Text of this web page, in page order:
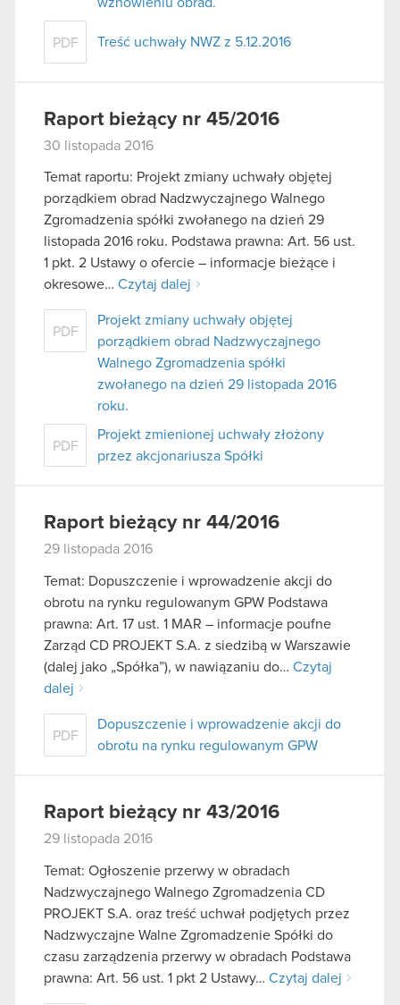
PDF Treść uchwały NWZ z 5.12.2016
Raport bieżący nr 45/2016
30 listopada 2016
Temat raportu: Projekt zmiany uchwały objętej
porządkiem obrad Nadzwyczajnego Walnego
Zgromadzenia spółki zwołanego na dzień 29
listopada 2016 roku. Podstawa prawna: Art. 56 ust.
1 pkt. 2 Ustawy o ofercie – informacje bieżące i
okresowe… Czytaj dalej
PDF
Projekt zmiany uchwały objętej
porządkiem obrad Nadzwyczajnego
Walnego Zgromadzenia spółki
zwołanego na dzień 29 listopada 2016
roku.
PDF
Projekt zmienionej uchwały złożony
przez akcjonariusza Spółki
Raport bieżący nr 44/2016
29 listopada 2016
Temat: Dopuszczenie i wprowadzenie akcji do
obrotu na rynku regulowanym GPW Podstawa
prawna: Art. 17 ust. 1 MAR – informacje poufne
Zarząd CD PROJEKT S.A. z siedzibą w Warszawie
(dalej jako „Spółka”), w nawiązaniu do… Czytaj
dalej
PDF
Dopuszczenie i wprowadzenie akcji do
obrotu na rynku regulowanym GPW
Raport bieżący nr 43/2016
29 listopada 2016
Temat: Ogłoszenie przerwy w obradach
Nadzwyczajnego Walnego Zgromadzenia CD
PROJEKT S.A. oraz treść uchwał podjętych przez
Nadzwyczajne Walne Zgromadzenie Spółki do
czasu zarządzenia przerwy w obradach Podstawa
prawna: Art. 56 ust. 1 pkt 2 Ustawy… Czytaj dalej